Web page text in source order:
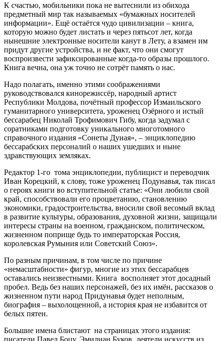
К счастью, мобильники пока не вытеснили из обихода
предметный мир так называемых «бумажных носителей
информации». Ещё остаётся чудо цивилизации – книга,
которую можно будет листать и через пятьсот лет, когда
нынешние электронные носители канут в Лету, а взамен им
придут другие устройства, и не факт, что они смогут
воспроизвести зафиксированные когда-то образы прошлого.
Книга вечна, она уж точно не сотрёт память о нас.
Надо полагать, именно этими соображениями
руководствовался кинорежиссёр, народный артист
Республики Молдова, почётный профессор Измаильского
гуманитарного университета, уроженец Озёрного и истый
бессарабец Николай Трофимович Гибу, когда задумал с
соратниками подготовку уникального многотомного
справочного издания «Сонеты Дуная», – энциклопедию
бессарабских персоналий о наших ушедших и ныне
здравствующих земляках.
Редактор 1-го тома энциклопедии, публицист и переводчик
Иван Корецкий, к слову, тоже уроженец Подунавья, так писал
о героях книги во вступительной статье: «Они любили свой
край, способствовали его процветанию, становлению
экономики, градостроительства, вносили свой весомый вклад
в развитие культуры, образования, духовной жизни, защищали
интересы страны на военном, гражданском, политическом,
жизненном поприще будь то императорская Россия,
королевская Румыния или Советский Союз».
По разным причинам, в том числе по причине
«немасштабности» фигур, многие из этих бессарабцев
оставались неизвестными. Книга восполняет этот досадный
пробел. Ведь без наших персонажей, без их имён, рассказов о
жизненном пути народ Придунавья будет неполным,
биография – выхолощенной, а история края не избавится от
белых пятен.
Большие имена блистают на страницах этого издания:
писатели Павел Боцу, Эмилиан Буков, деятели искусств из